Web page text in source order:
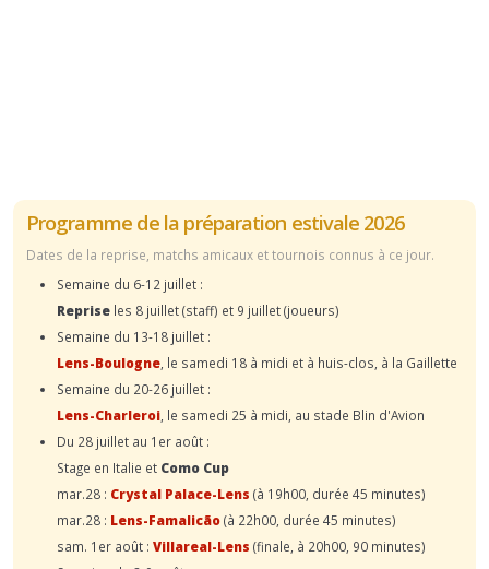
Programme de la préparation estivale 2026
Dates de la reprise, matchs amicaux et tournois connus à ce jour.
Semaine du 6-12 juillet :
Reprise les 8 juillet (staff) et 9 juillet (joueurs)
Semaine du 13-18 juillet :
Lens-Boulogne , le samedi 18 à midi et à huis-clos, à la Gaillette
Semaine du 20-26 juillet :
Lens-Charleroi , le samedi 25 à midi, au stade Blin d'Avion
Du 28 juillet au 1er août :
Stage en Italie et Como Cup
mar.28 : Crystal Palace-Lens (à 19h00, durée 45 minutes)
mar.28 : Lens-Famalicão(à 22h00, durée 45 minutes)
sam. 1er août : Villareal-Lens (finale, à 20h00, 90 minutes)